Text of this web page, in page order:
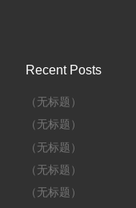
Recent Posts
（无标题）
（无标题）
（无标题）
（无标题）
（无标题）